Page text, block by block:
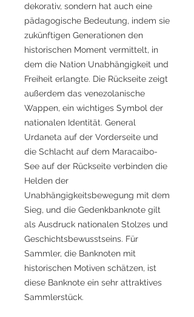
dekorativ, sondern hat auch eine
pädagogische Bedeutung, indem sie
zukünftigen Generationen den
historischen Moment vermittelt, in
dem die Nation Unabhängigkeit und
Freiheit erlangte. Die Rückseite zeigt
außerdem das venezolanische
Wappen, ein wichtiges Symbol der
nationalen Identität. General
Urdaneta auf der Vorderseite und
die Schlacht auf dem Maracaibo-
See auf der Rückseite verbinden die
Helden der
Unabhängigkeitsbewegung mit dem
Sieg, und die Gedenkbanknote gilt
als Ausdruck nationalen Stolzes und
Geschichtsbewusstseins. Für
Sammler, die Banknoten mit
historischen Motiven schätzen, ist
diese Banknote ein sehr attraktives
Sammlerstück.